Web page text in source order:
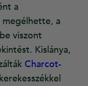
a
megélhette, a
viszont
Kislánya,
Charcot-